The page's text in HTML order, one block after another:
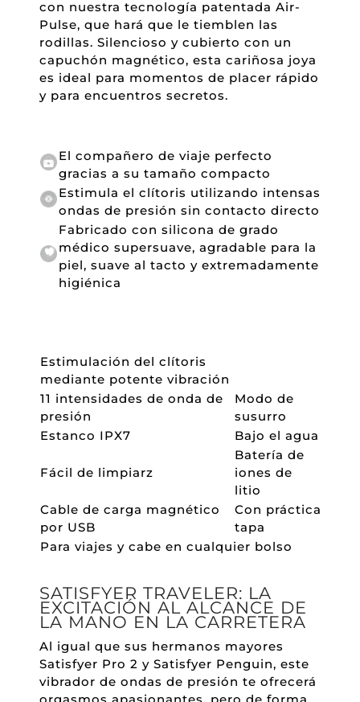
con nuestra tecnología patentada Air-
Pulse, que hará que le tiemblen las
rodillas. Silencioso y cubierto con un
capuchón magnético, esta cariñosa joya
es ideal para momentos de placer rápido
y para encuentros secretos.
El compañero de viaje perfecto
gracias a su tamaño compacto
Estimula el clítoris utilizando intensas
ondas de presión sin contacto directo
Fabricado con silicona de grado
médico supersuave, agradable para la
piel, suave al tacto y extremadamente
higiénica
Estimulación del clítoris
mediante potente vibración
11 intensidades de onda de
presión
Modo de
susurro
Estanco IPX7
Bajo el agua
Fácil de limpiarz
Batería de
iones de
litio
Cable de carga magnético
por USB
Con práctica
tapa
Para viajes y cabe en cualquier bolso
SATISFYER TRAVELER: LA
EXCITACIÓN AL ALCANCE DE
LA MANO EN LA CARRETERA
Al igual que sus hermanos mayores
Satisfyer Pro 2 y Satisfyer Penguin, este
vibrador de ondas de presión te ofrecerá